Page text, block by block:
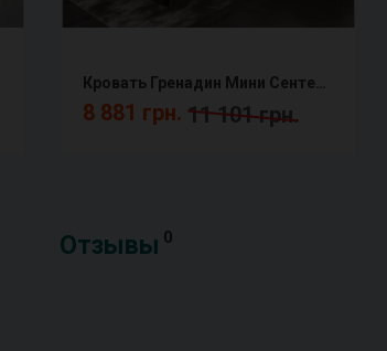
Кровать Гренадин Мини Сентензо
8 881 грн. 11 101 грн.
Отзывы 0